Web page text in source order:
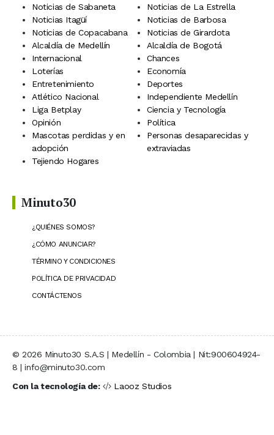
Noticias de Sabaneta
Noticias de La Estrella
Noticias Itagüí
Noticias de Barbosa
Noticias de Copacabana
Noticias de Girardota
Alcaldía de Medellín
Alcaldía de Bogotá
Internacional
Chances
Loterías
Economía
Entretenimiento
Deportes
Atlético Nacional
Independiente Medellín
Liga Betplay
Ciencia y Tecnología
Opinión
Política
Mascotas perdidas y en
adopción
Personas desaparecidas y
extraviadas
Tejiendo Hogares
Minuto30
¿QUIÉNES SOMOS?
¿CÓMO ANUNCIAR?
TÉRMINO Y CONDICIONES
POLÍTICA DE PRIVACIDAD
CONTÁCTENOS
© 2026 Minuto30 S.A.S | Medellín - Colombia | Nit:900604924-
8 | info@minuto30.com
Con la tecnología de:
Laooz Studios